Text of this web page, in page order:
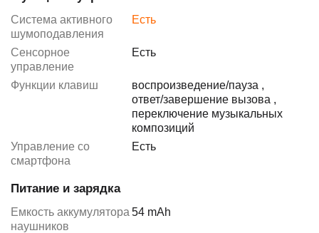
Система активного
шумоподавления
Есть
Сенсорное
управление
Есть
Функции клавиш воспроизведение/пауза ,
ответ/завершение вызова ,
переключение музыкальных
композиций
Управление со
смартфона
Есть
Питание и зарядка
Емкость аккумулятора
наушников
54 mAh